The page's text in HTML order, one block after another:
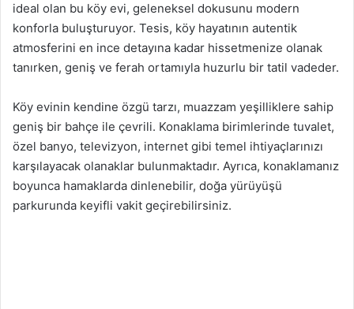
ideal olan bu köy evi, geleneksel dokusunu modern
konforla buluşturuyor. Tesis, köy hayatının autentik
atmosferini en ince detayına kadar hissetmenize olanak
tanırken, geniş ve ferah ortamıyla huzurlu bir tatil vadeder.
Köy evinin kendine özgü tarzı, muazzam yeşilliklere sahip
geniş bir bahçe ile çevrili. Konaklama birimlerinde tuvalet,
özel banyo, televizyon, internet gibi temel ihtiyaçlarınızı
karşılayacak olanaklar bulunmaktadır. Ayrıca, konaklamanız
boyunca hamaklarda dinlenebilir, doğa yürüyüşü
parkurunda keyifli vakit geçirebilirsiniz.